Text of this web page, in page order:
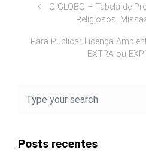
O GLOBO – Tabela de
Religiosos,
Para Publicar Licença
EXTRA ou
Posts recentes